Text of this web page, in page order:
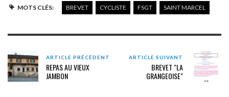
MOTS CLÉS: BREVET CYCLISTE FSGT SAINT MARCEL
ARTICLE PRÉCÉDENT
REPAS AU VIEUX
JAMBON
ARTICLE SUIVANT
BREVET "LA
GRANGEOISE"